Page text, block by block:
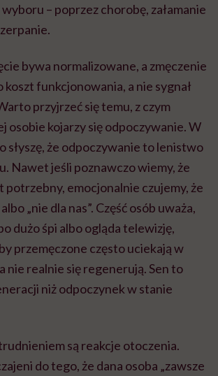
– poprzez chorobę, załamanie
bywa normalizowane, a zmęczenie
funkcjonowania, a nie sygnał
przyjrzeć się temu, z czym
osobie kojarzy się odpoczywanie. W
słyszę, że odpoczywanie to lenistwo
Nawet jeśli poznawczo wiemy, że
potrzebny, emocjonalnie czujemy, że
„nie dla nas”. Część osób uważa,
dużo śpi albo ogląda telewizję,
przemęczone często uciekają w
nie realnie się regenerują. Sen to
niż odpoczynek w stanie
są reakcje otoczenia.
do tego, że dana osoba „zawsze